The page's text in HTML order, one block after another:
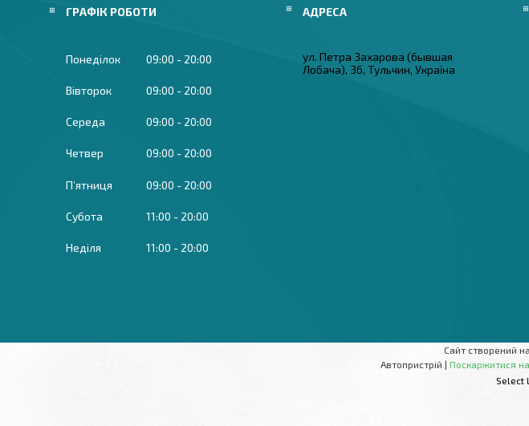
ГРАФІК РОБОТИ
Понеділок 09:00 20:00
Вівторок 09:00 20:00
Середа 09:00 20:00
Четвер 09:00 20:00
Пʼятниця 09:00 20:00
Субота 11:00 20:00
Неділя 11:00 20:00
ул. Петра Захарова (бывшая
Лобача), 36, Тульчин, Україна
Сайт створений
Автопристрій | Поскаржитися
Select